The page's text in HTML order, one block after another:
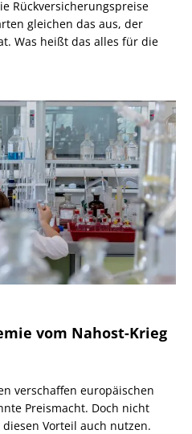
Rückversicherungspreise
gleichen das aus, der
Was heißt das alles für die
vom Nahost-Krieg
verschaffen europäischen
Preismacht. Doch nicht
Vorteil auch nutzen.